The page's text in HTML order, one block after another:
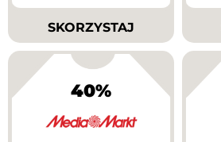
SKORZYSTAJ
40%